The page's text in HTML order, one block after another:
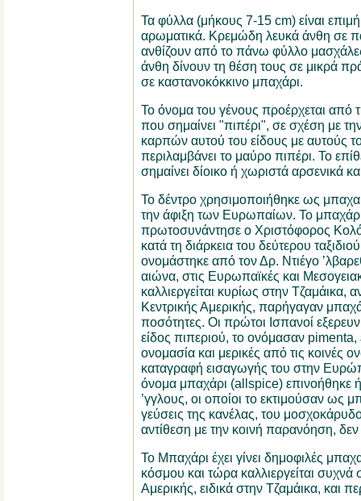
Τα φύλλα (μήκους 7-15 cm) είναι
αρωματικά. Κρεμώδη λευκά άνθη σε
ανθίζουν από το πάνω φύλλο
άνθη δίνουν τη θέση τους σε μικρά
σε καστανοκόκκινο μπαχάρι.
Το όνομα του γένους προέρχεται από
που σημαίνει "πιπέρι", σε σχέση με
καρπών αυτού του είδους με αυτούς
περιλαμβάνει το μαύρο πιπέρι. Το
σημαίνει δίοικο ή χωριστά αρσενικά
Το δέντρο χρησιμοποιήθηκε ως
την άφιξη των Ευρωπαίων. Το
πρωτοσυνάντησε ο Χριστόφορος
κατά τη διάρκεια του δεύτερου
oνομάστηκε από τον Δρ. Ντιέγο
αιώνα, στις Ευρωπαϊκές και
καλλιεργείται κυρίως στην Τζαμάικα,
Κεντρικής Αμερικής, παρήγαγαν
ποσότητες. Οι πρώτοι Ισπανοί
είδος πιπεριού, το ονόμασαν pimenta,
ονομασία και μερικές από τις κοινές
καταγραφή εισαγωγής του στην
όνομα μπαχάρι (allspice) επινοήθηκε
’γγλους, οι οποίοι το εκτιμούσαν ως
γεύσεις της κανέλας, του
αντίθεση με την κοινή παρανόηση,
Το Μπαχάρι έχει γίνει δημοφιλές
κόσμου και τώρα καλλιεργείται συχνά
Αμερικής, ειδικά στην Τζαμάικα, και